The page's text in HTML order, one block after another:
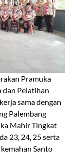
Pramuka
dan Pelatihan
sama dengan
Palembang
Mahir Tingkat
23, 24, 25 serta
Santo